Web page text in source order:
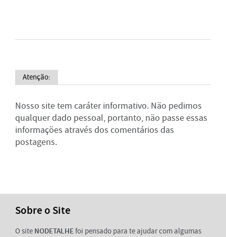
Atenção:
Nosso site tem caráter informativo. Não pedimos
qualquer dado pessoal, portanto, não passe essas
informações através dos comentários das
postagens.
Sobre o Site
O site NODETALHEfoi pensado para te ajudar com algumas